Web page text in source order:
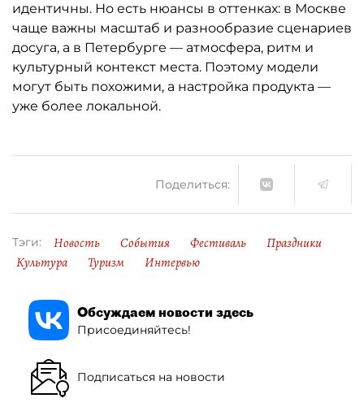
идентичны. Но есть нюансы в оттенках: в Москве
чаще важны масштаб и разнообразие сценариев
досуга, а в Петербурге — атмосфера, ритм и
культурный контекст места. Поэтому модели
могут быть похожими, а настройка продукта —
уже более локальной.
Поделиться:
Тэги: Новость События Фестиваль
Праздники
Культура
Туризм Интервью
Обсуждаем новости здесь
Присоединяйтесь!
Подписаться на новости